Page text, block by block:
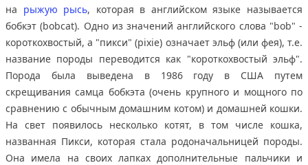
на рыжую рысь, которая в английском языке называется
бобкэт (bobcat). Одно из значений английского слова "bob" -
короткохвостый, а "пикси" (pixie) означает эльф (или фея), т.е.
название породы переводится как "короткохвостый эльф".
Порода была выведена в 1986 году в США путем
скрещивания самца бобкэта (очень крупного и мощного по
сравнению с обычным домашним котом) и домашней кошки.
На свет появилось несколько котят, в том числе кошка,
названная Пикси, которая стала родоначальницей породы.
Она имела на своих лапках дополнительные пальчики и